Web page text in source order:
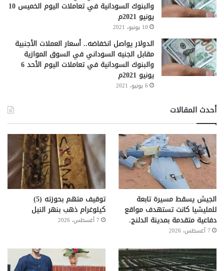
والبنوك السودانية في تعاملات اليوم الخميس 10
يونيو 2021م
10 يونيو، 2021
الدولار يواصل انخفاضه.. أسعار العملات الأجنبية
مقابل الجنيه السوداني في السوق الموازية
والبنوك السودانية في تعاملات اليوم الأحد 6
يونيو 2021م
6 يونيو، 2021
أحدث المقالات
الجيش يسقط مسيرة تابعة
للمليشيا كانت تستهدف مواقع
دفاعية متقدمة بمدينة الدلنج.
7 أغسطس، 2026
توقيف متهم بحوزته (5)
كيلوغرام ذهب بنهر النيل
7 أغسطس، 2026